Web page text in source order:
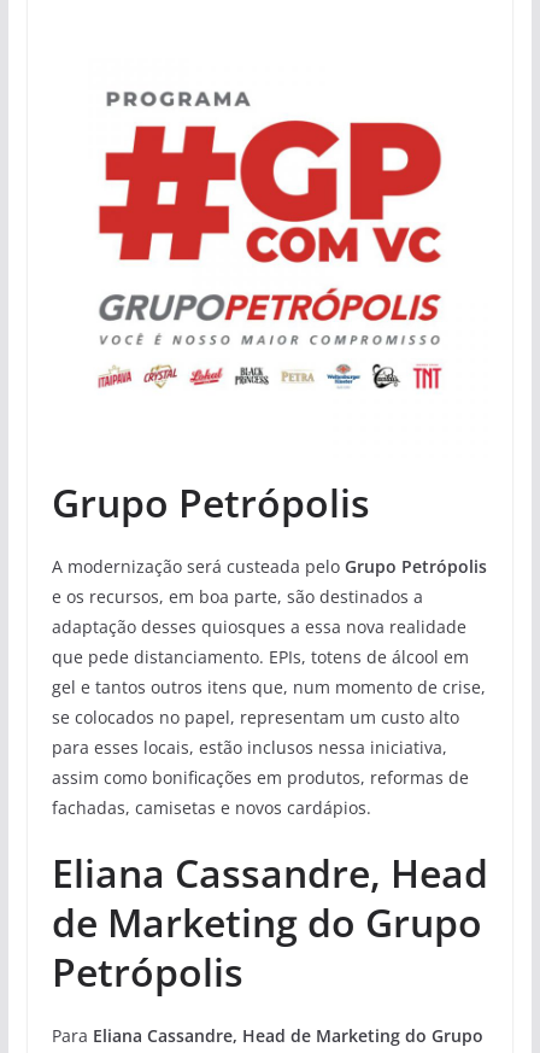
Grupo Petrópolis
A modernização será custeada peloGrupo Petrópolis
e os recursos, em boa parte, são destinados a
adaptação desses quiosques a essa nova realidade
que pede distanciamento. EPIs, totens de álcool em
gel e tantos outros itens que, num momento de crise,
se colocados no papel, representam um custo alto
para esses locais, estão inclusos nessa iniciativa,
assim como bonificações em produtos, reformas de
fachadas, camisetas e novos cardápios.
Eliana Cassandre, Head
de Marketing do Grupo
Petrópolis
Para Eliana Cassandre, Head de Marketing do Grupo